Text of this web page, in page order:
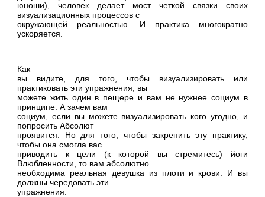
юноши), человек делает мост четкой связки своих
визуализационных процессов с
окружающей реальностью. И практика многократно
ускоряется.
Как
вы видите, для того, чтобы визуализировать или
практиковать эти упражнения, вы
можете жить один в пещере и вам не нужнее социум в
принципе. А зачем вам
социум, если вы можете визуализировать кого угодно, и
попросить Абсолют
проявится. Но для того, чтобы закрепить эту практику,
чтобы она смогла вас
приводить к цели (к которой вы стремитесь) йоги
Влюбленности, то вам абсолютно
необходима реальная девушка из плоти и крови. И вы
должны чередовать эти
упражнения.